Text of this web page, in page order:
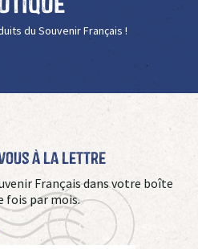
du Souvenir Français !
à La Lettre
Français dans votre boîte
fois par mois.